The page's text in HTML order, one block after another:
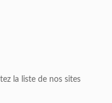
la liste de nos sites